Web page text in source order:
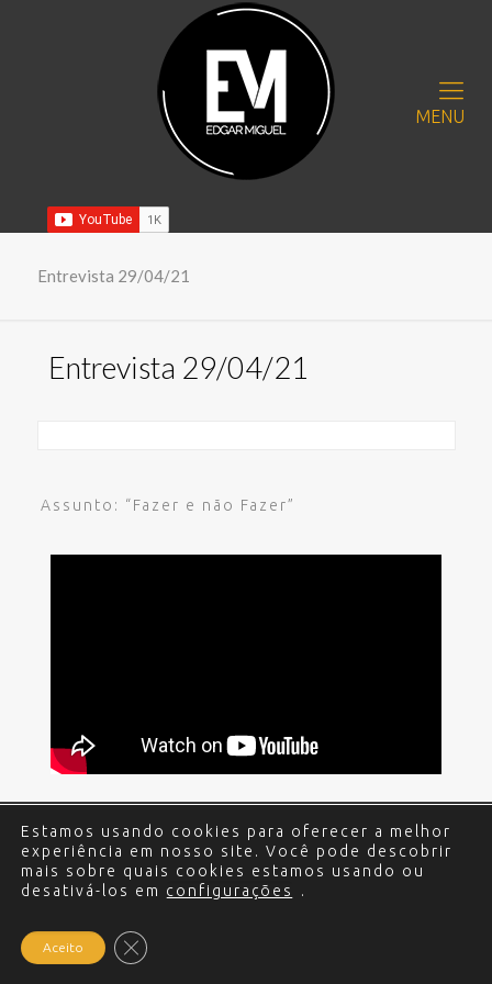
MENU
Entrevista 29/04/21
Entrevista 29/04/21
Assunto: “Fazer e não Fazer”
© 2017 - 2024 Edgar Miguel. Todos os direitos
reservados. Política de Privacidade.Criação e
Desenvolvimento do site: Alex Sanches
Estamos usando cookies para oferecer a melhor
experiência em nosso site. Você pode descobrir
mais sobre quais cookies estamos usando ou
desativá-los em configurações .
Aceito Close GDPR Cookie Banner